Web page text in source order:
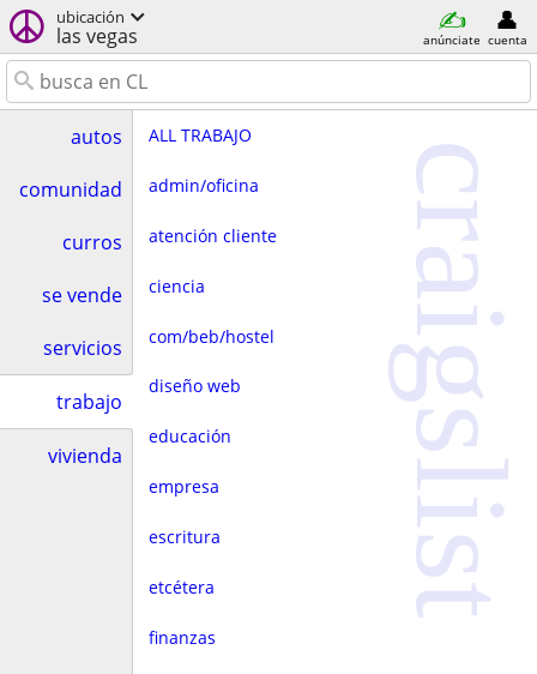
ubicación
las vegas anúnciate cuenta
autos
comunidad
curros
se vende
servicios
trabajo
vivienda
ALL TRABAJO
admin/oficina
atención cliente
ciencia
com/beb/hostel
diseño web
educación
empresa
escritura
etcétera
finanzas
craigslist